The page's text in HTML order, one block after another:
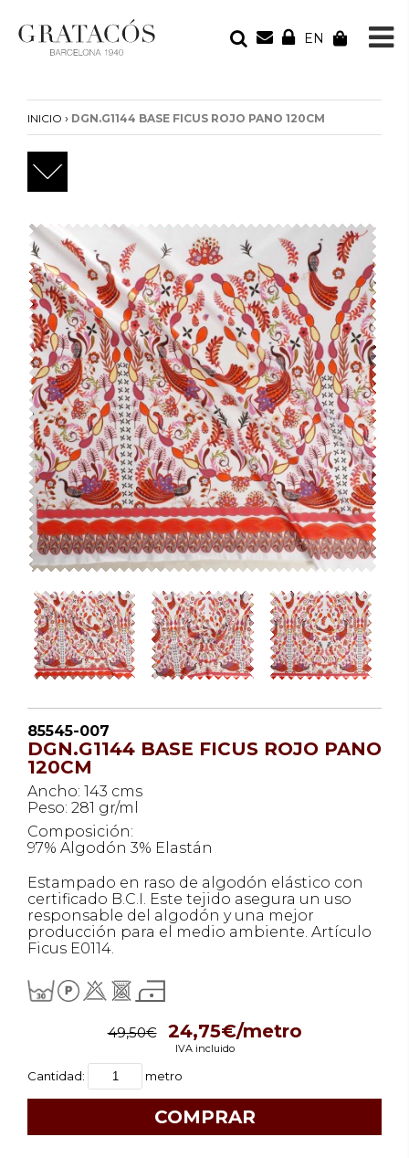
EN
Tu bolsa está vacía
INICIO › DGN.G1144 BASE FICUS ROJO PANO 120CM
85545-007
DGN.G1144 BASE FICUS ROJO PANO
120CM
Ancho: 143 cms
Peso: 281 gr/ml
Composición:
97% Algodón 3% Elastán
Estampado en raso de algodón elástico con
certificado B.C.I. Este tejido asegura un uso
responsable del algodón y una mejor
producción para el medio ambiente. Artículo
Ficus E0114.
49,50€24,75€/metro
IVA incluido
Cantidad: metro